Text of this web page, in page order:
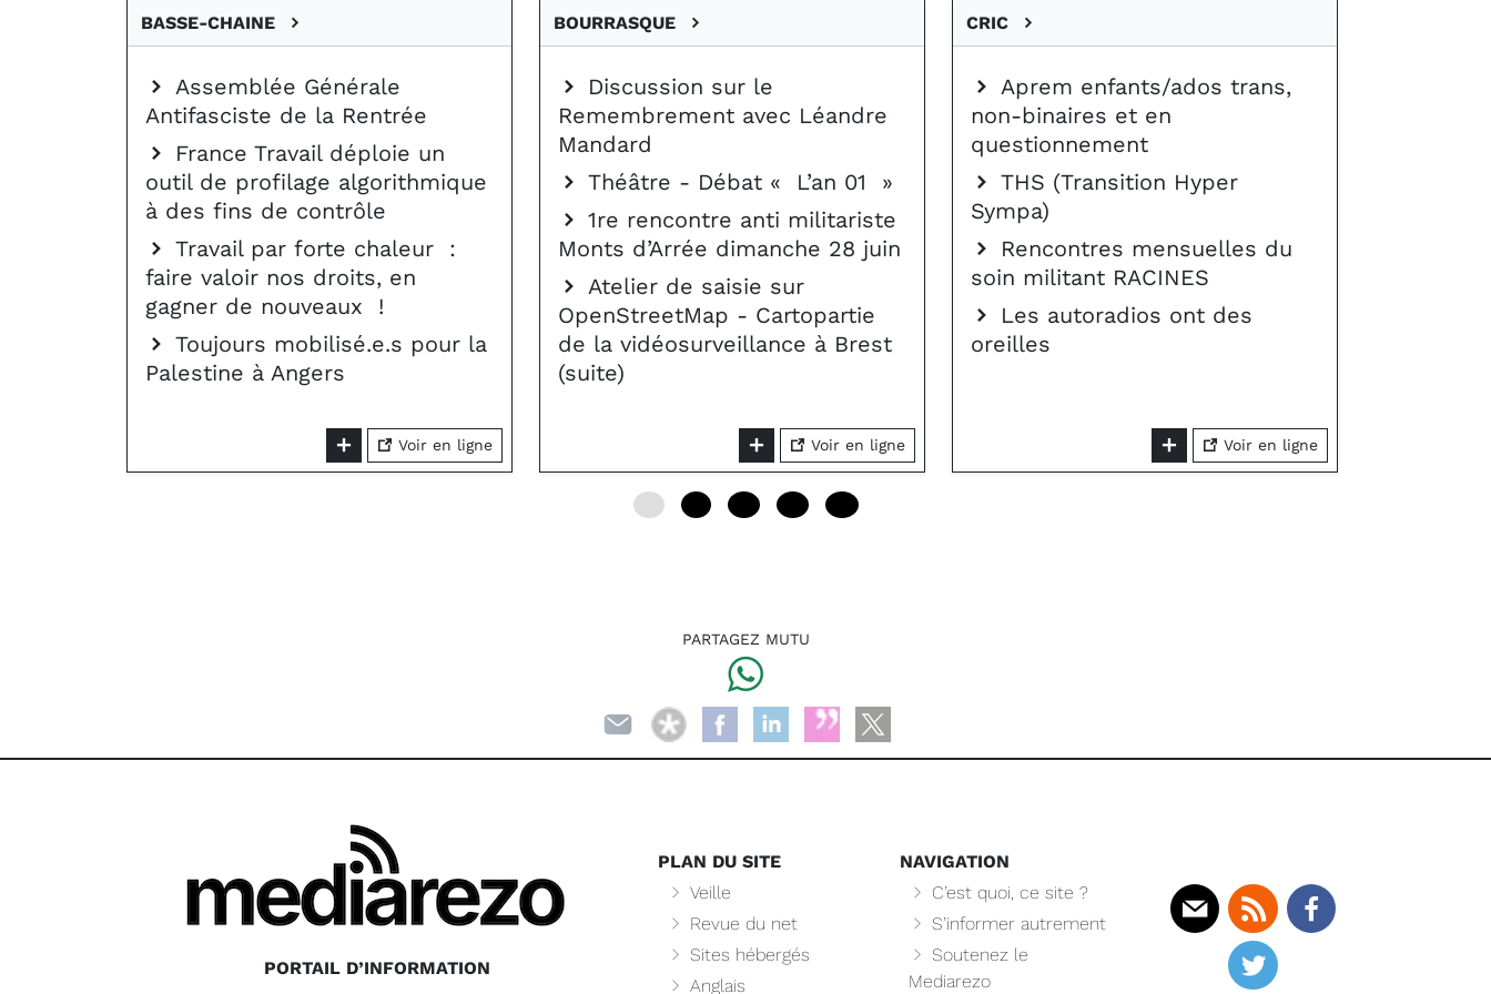
BASSE-CHAINE
Assemblée Générale
Antifasciste de la Rentrée
France Travail déploie un
outil de profilage algorithmique
à des fins de contrôle
Travail par forte chaleur :
faire valoir nos droits, en
gagner de nouveaux !
Toujours mobilisé.e.s pour la
Palestine à Angers
Voir en ligne
BOURRASQUE
Discussion sur le
Remembrement avec Léandre
Mandard
Théâtre - Débat « L’an 01 »
1re rencontre anti militariste
Monts d’Arrée dimanche 28 juin
Atelier de saisie sur
OpenStreetMap - Cartopartie
de la vidéosurveillance à Brest
(suite)
Voir en ligne
CRIC
Aprem enfants/ados trans,
non-binaires et en
questionnement
THS (Transition Hyper
Sympa)
Rencontres mensuelles du
soin militant RACINES
Les autoradios ont des
oreilles
Voir en ligne
PARTAGEZ MUTU
PORTAIL D’INFORMATION
PLAN DU SITE
Veille
Revue du net
Sites hébergés
Anglais
NAVIGATION
C’est quoi, ce site ?
S’informer autrement
Soutenez le
Mediarezo
Rss